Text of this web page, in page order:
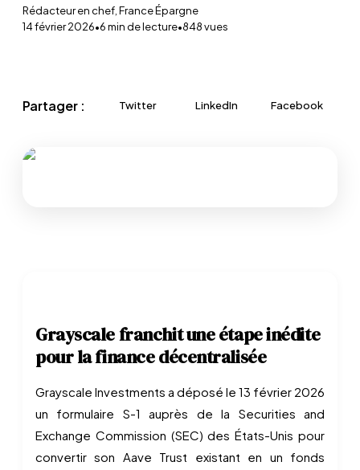
Rédacteur en chef, France Épargne
14 février 2026•6min de lecture•848vues
Partager : Twitter LinkedIn Facebook
Grayscale franchit une étape inédite
pour la finance décentralisée
Grayscale Investments a déposé le 13 février 2026
un formulaire S-1 auprès de la Securities and
Exchange Commission (SEC) des États-Unis pour
convertir son Aave Trust existant en un fonds